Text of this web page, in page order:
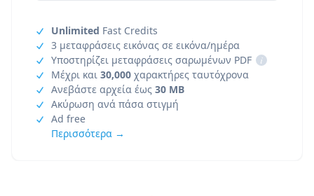
Unlimited Fast Credits
3 μεταφράσεις εικόνας σε εικόνα/ημέρα
Υποστηρίζει μεταφράσεις σαρωμένων PDF
i
Μέχρι και 30,000 χαρακτήρες ταυτόχρονα
Ανεβάστε αρχεία έως 30 MB
Ακύρωση ανά πάσα στιγμή
Ad free
Περισσότερα →